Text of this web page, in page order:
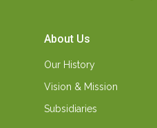
About Us
Our History
Vision & Mission
Subsidiaries